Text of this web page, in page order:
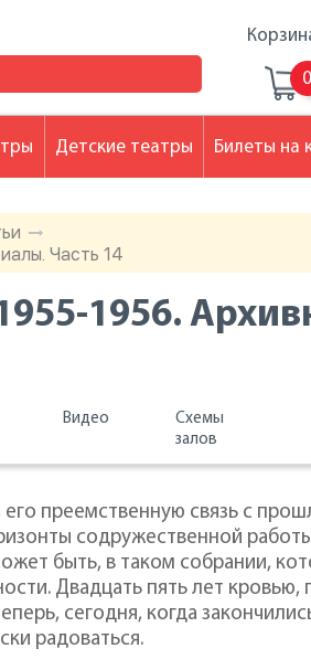
0
Часть 14
1956.
Видео
Схемы
залов
преемственную связь с
содружественной
быть, в таком собрании,
Двадцать пять лет
сегодня, когда
радоваться.
Детские театры Билеты на